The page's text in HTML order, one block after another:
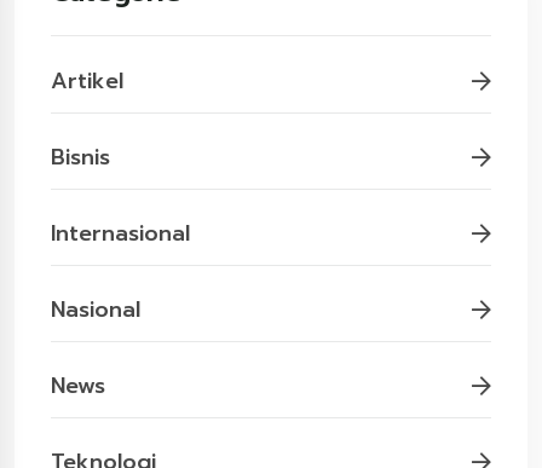
Artikel
Bisnis
Internasional
Nasional
News